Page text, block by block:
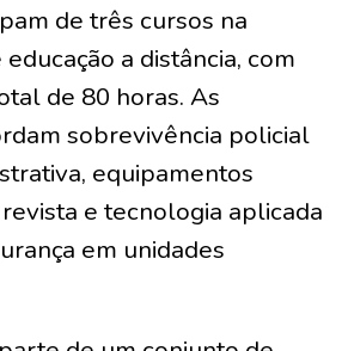
de três cursos na
a distância, com
de 80 horas. As
sobrevivência policial
equipamentos
e tecnologia aplicada
em unidades